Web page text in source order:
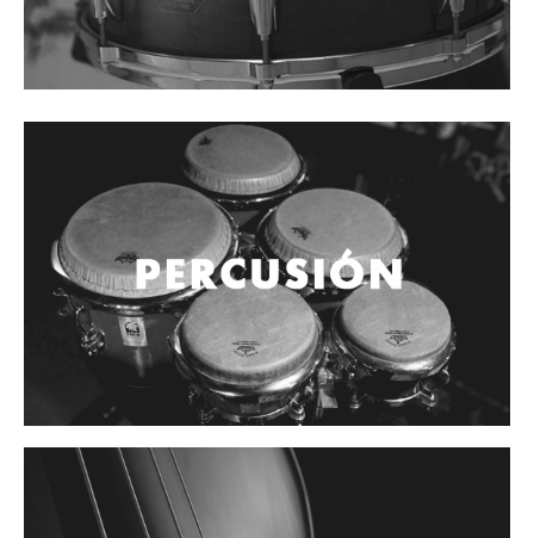
Amplificadores
Consolas mezcladoras
Procesadores y efectos
Interfaz para grabación
Audífonos y monitoreo personal
Estantes y soportes
Instalaciones y publicidad
Accesorios
Controladores
Tornamesa
Mezcladora
Interfaz